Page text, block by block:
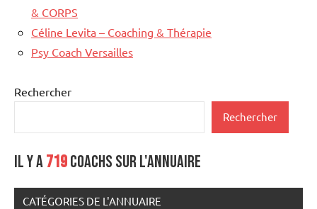
& CORPS
Céline Levita – Coaching & Thérapie
Psy Coach Versailles
Rechercher
Rechercher
Il y a719coachs sur l'annuaire
CATÉGORIES DE L'ANNUAIRE